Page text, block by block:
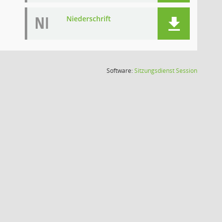
NI Niederschrift
Software:SitzungsdienstSession(Wird in